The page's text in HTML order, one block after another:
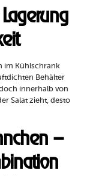
im Kühlschrank
Behälter
innerhalb von
Salat zieht, desto
–